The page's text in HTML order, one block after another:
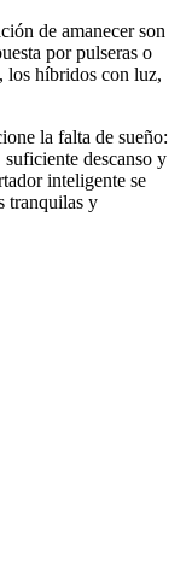
de amanecer son
por pulseras o
los híbridos con luz,
la falta de sueño:
descanso y
inteligente se
tranquilas y